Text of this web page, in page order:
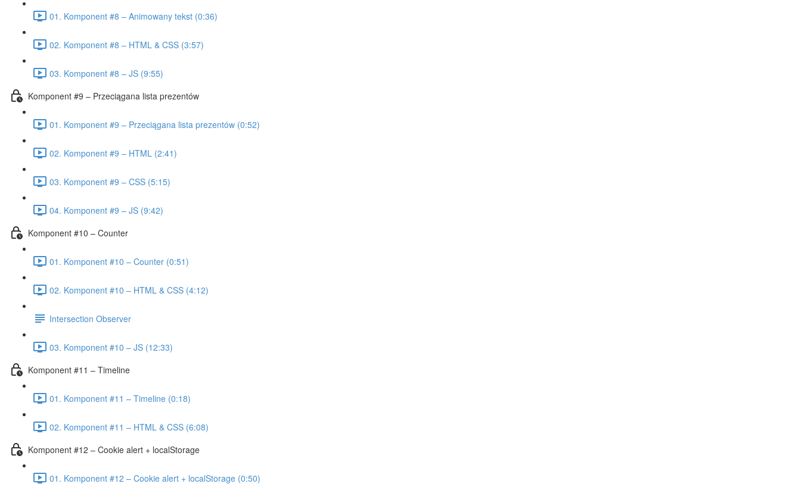
01. Komponent #8 – Animowany tekst (0:36)
02. Komponent #8 – HTML & CSS (3:57)
03. Komponent #8 – JS (9:55)
Komponent #9 – Przeciągana lista prezentów
01. Komponent #9 – Przeciągana lista prezentów (0:52)
02. Komponent #9 – HTML (2:41)
03. Komponent #9 – CSS (5:15)
04. Komponent #9 – JS (9:42)
Komponent #10 – Counter
01. Komponent #10 – Counter (0:51)
02. Komponent #10 – HTML & CSS (4:12)
Intersection Observer
03. Komponent #10 – JS (12:33)
Komponent #11 – Timeline
01. Komponent #11 – Timeline (0:18)
02. Komponent #11 – HTML & CSS (6:08)
Komponent #12 – Cookie alert + localStorage
01. Komponent #12 – Cookie alert + localStorage (0:50)